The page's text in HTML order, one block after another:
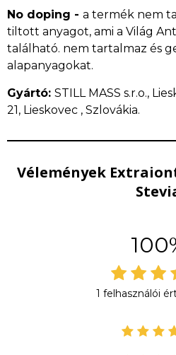
No doping - a termék nem
tiltott anyagot, ami a Világ
található. nem tartalmaz és
alapanyagokat.
Gyártó: STILL MASS s.r.o.,
21, Lieskovec , Szlovákia.
Vélemények
1 felhasználói